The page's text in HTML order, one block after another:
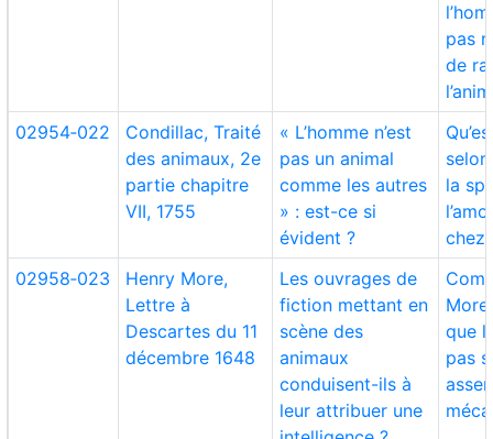
pas
de
02954‑022
Condillac, Traité
des animaux, 2e
partie chapitre
VII, 1755
« L’homme n’est
pas un animal
comme les autres
» : est-ce si
évident ?
la
chez
02958‑023
Henry More,
Lettre à
Descartes du 11
décembre 1648
Les ouvrages de
fiction mettant en
scène des
animaux
conduisent-ils à
leur attribuer une
que
pas